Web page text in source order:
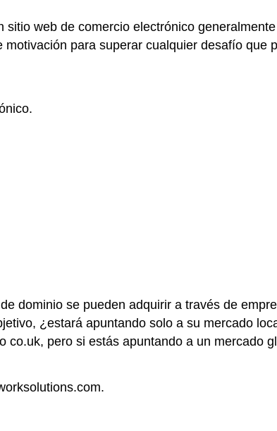
web de comercio electrónico
para superar cualquier desafío que
dominio se pueden adquirir a través de
¿estará apuntando solo a su mercado
pero si estás apuntando a un mercado